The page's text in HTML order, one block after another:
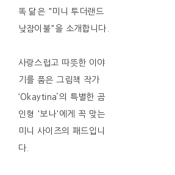
똑 닮은 "미니 투더랜드
낮잠이불"을 소개합니다.
사랑스럽고 따뜻한 이야
기를 품은 그림책 작가
‘Okaytina’의 특별한 곰
인형 '보나'에게 꼭 맞는
미니 사이즈의 패드입니
다.